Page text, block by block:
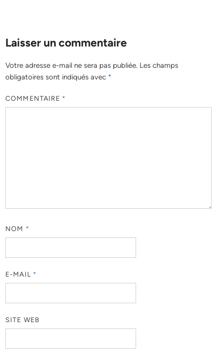
Laisser un commentaire
Votre adresse e-mail ne sera pas publiée. Les champs
obligatoires sont indiqués avec *
COMMENTAIRE *
NOM *
E-MAIL *
SITE WEB